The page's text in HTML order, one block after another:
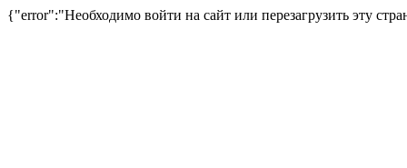
{"error":"Необходимо войти на сайт или перезагрузить эту